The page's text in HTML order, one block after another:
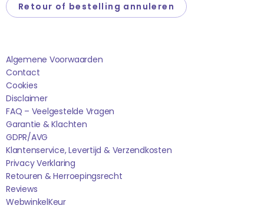
Retour of bestelling annuleren
Algemene Voorwaarden
Contact
Cookies
Disclaimer
FAQ – Veelgestelde Vragen
Garantie & Klachten
GDPR/AVG
Klantenservice, Levertijd & Verzendkosten
Privacy Verklaring
Retouren & Herroepingsrecht
Reviews
WebwinkelKEur